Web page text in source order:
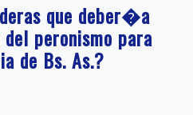
que deber�a
peronismo para
de Bs. As.?